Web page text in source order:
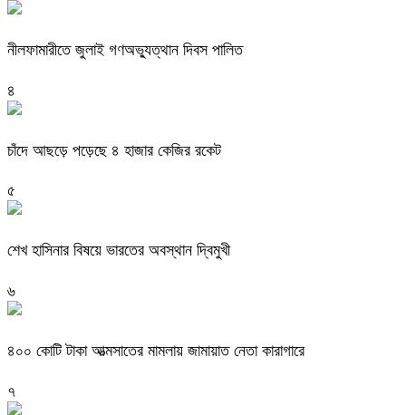
নীলফামারীতে জুলাই গণঅভ্যুত্থান দিবস পালিত
৪
চাঁদে আছড়ে পড়েছে ৪ হাজার কেজির রকেট
৫
শেখ হাসিনার বিষয়ে ভারতের অবস্থান দ্বিমুখী
৬
৪০০ কোটি টাকা আত্মসাতের মামলায় জামায়াত নেতা কারাগারে
৭